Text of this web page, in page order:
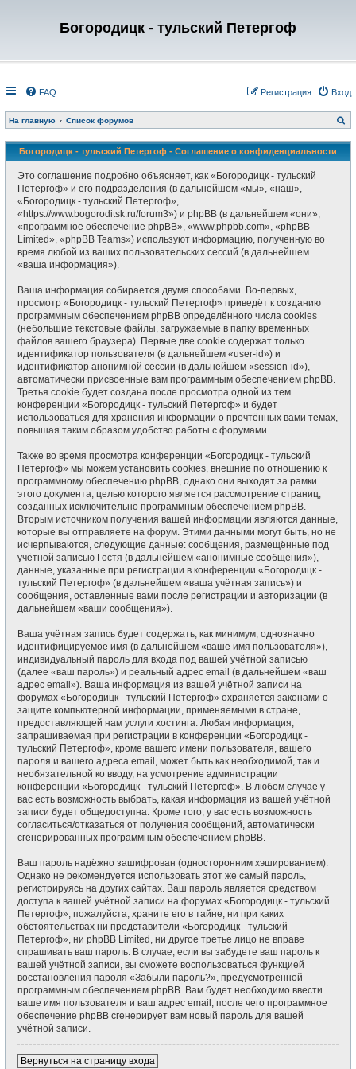
Богородицк - тульский Петергоф
FAQ Вход
Регистрация
На главную Список форумов
о
с
Богородицк - тульский Петергоф - Соглашение о конфиденциальности
Это соглашение подробно объясняет, как «Богородицк - тульский
Петергоф» и его подразделения (в дальнейшем «мы», «наш»,
«Богородицк - тульский Петергоф»,
«https://www.bogoroditsk.ru/forum3») и phpBB (в дальнейшем «они»,
«программное обеспечение phpBB», «www.phpbb.com», «phpBB
Limited», «phpBB Teams») используют информацию, полученную во
время любой из ваших пользовательских сессий (в дальнейшем
«ваша информация»).
Ваша информация собирается двумя способами. Во-первых,
просмотр «Богородицк - тульский Петергоф» приведёт к созданию
программным обеспечением phpBB определённого числа cookies
(небольшие текстовые файлы, загружаемые в папку временных
файлов вашего браузера). Первые две cookie содержат только
идентификатор пользователя (в дальнейшем «user-id») и
идентификатор анонимной сессии (в дальнейшем «session-id»),
автоматически присвоенные вам программным обеспечением phpBB.
Третья cookie будет создана после просмотра одной из тем
конференции «Богородицк - тульский Петергоф» и будет
использоваться для хранения информации о прочтённых вами темах,
повышая таким образом удобство работы с форумами.
Также во время просмотра конференции «Богородицк - тульский
Петергоф» мы можем установить cookies, внешние по отношению к
программному обеспечению phpBB, однако они выходят за рамки
этого документа, целью которого является рассмотрение страниц,
созданных исключительно программным обеспечением phpBB.
Вторым источником получения вашей информации являются данные,
которые вы отправляете на форум. Этими данными могут быть, но не
исчерпываются, следующие данные: сообщения, размещённые под
учётной записью Гостя (в дальнейшем «анонимные сообщения»),
данные, указанные при регистрации в конференции «Богородицк -
тульский Петергоф» (в дальнейшем «ваша учётная запись») и
сообщения, оставленные вами после регистрации и авторизации (в
дальнейшем «ваши сообщения»).
Ваша учётная запись будет содержать, как минимум, однозначно
идентифицируемое имя (в дальнейшем «ваше имя пользователя»),
индивидуальный пароль для входа под вашей учётной записью
(далее «ваш пароль») и реальный адрес email (в дальнейшем «ваш
адрес email»). Ваша информация из вашей учётной записи на
форумах «Богородицк - тульский Петергоф» охраняется законами о
защите компьютерной информации, применяемыми в стране,
предоставляющей нам услуги хостинга. Любая информация,
запрашиваемая при регистрации в конференции «Богородицк -
тульский Петергоф», кроме вашего имени пользователя, вашего
пароля и вашего адреса email, может быть как необходимой, так и
необязательной ко вводу, на усмотрение администрации
конференции «Богородицк - тульский Петергоф». В любом случае у
вас есть возможность выбрать, какая информация из вашей учётной
записи будет общедоступна. Кроме того, у вас есть возможность
согласиться/отказаться от получения сообщений, автоматически
сгенерированных программным обеспечением phpBB.
Ваш пароль надёжно зашифрован (односторонним хэшированием).
Однако не рекомендуется использовать этот же самый пароль,
регистрируясь на других сайтах. Ваш пароль является средством
доступа к вашей учётной записи на форумах «Богородицк - тульский
Петергоф», пожалуйста, храните его в тайне, ни при каких
обстоятельствах ни представители «Богородицк - тульский
Петергоф», ни phpBB Limited, ни другое третье лицо не вправе
спрашивать ваш пароль. В случае, если вы забудете ваш пароль к
вашей учётной записи, вы сможете воспользоваться функцией
восстановления пароля «Забыли пароль?», предусмотренной
программным обеспечением phpBB. Вам будет необходимо ввести
ваше имя пользователя и ваш адрес email, после чего программное
обеспечение phpBB сгенерирует вам новый пароль для вашей
учётной записи.
Вернуться на страницу входа